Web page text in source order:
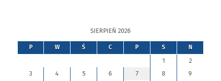
SIERPIEŃ 2026
P W Ś C P S N
1
2
3
4 5 6 7 8
9